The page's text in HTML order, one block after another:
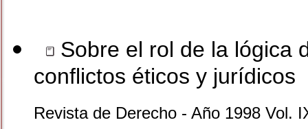
Sobre el rol de la lógica
conflictos éticos y jurídicos
Revista de Derecho - Año 1998 Vol.